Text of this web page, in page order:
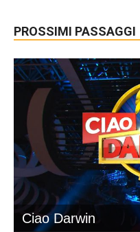
PROSSIMI PASSAGGI
Ciao Darwin